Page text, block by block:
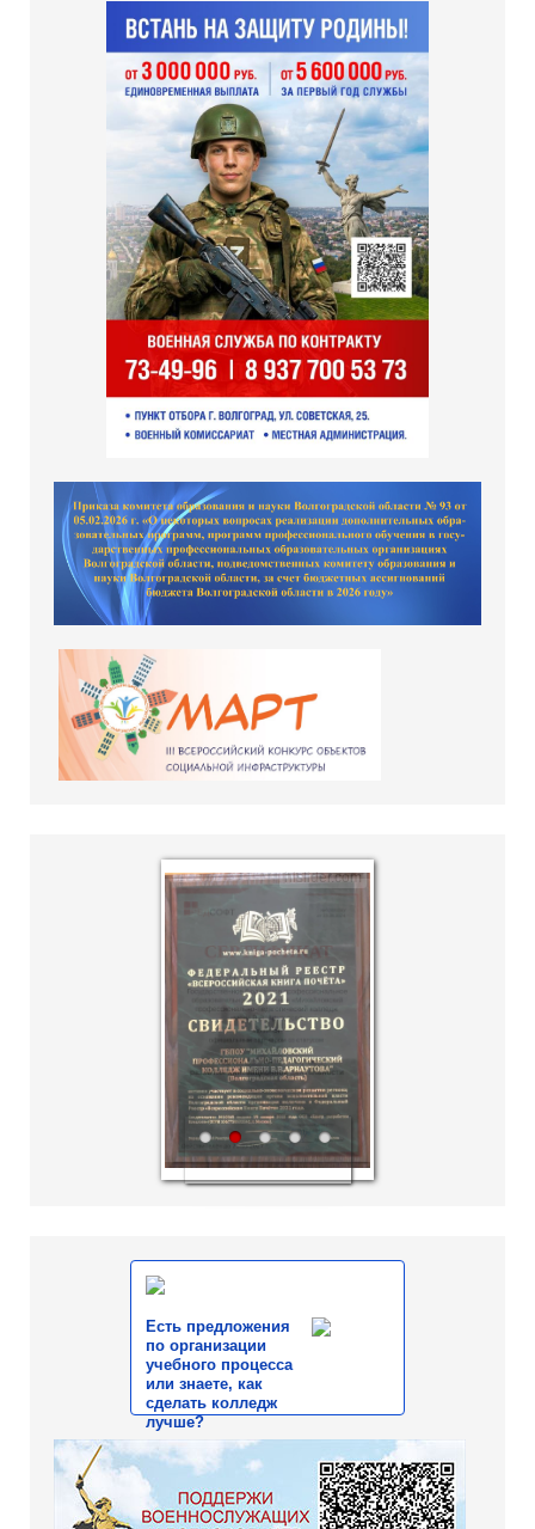
1 2 3 4 5
hislider.com
Есть предложения
по организации
учебного процесса
или знаете, как
сделать колледж
лучше?